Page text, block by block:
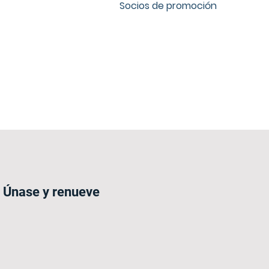
Únase y renueve
Socios de promoción